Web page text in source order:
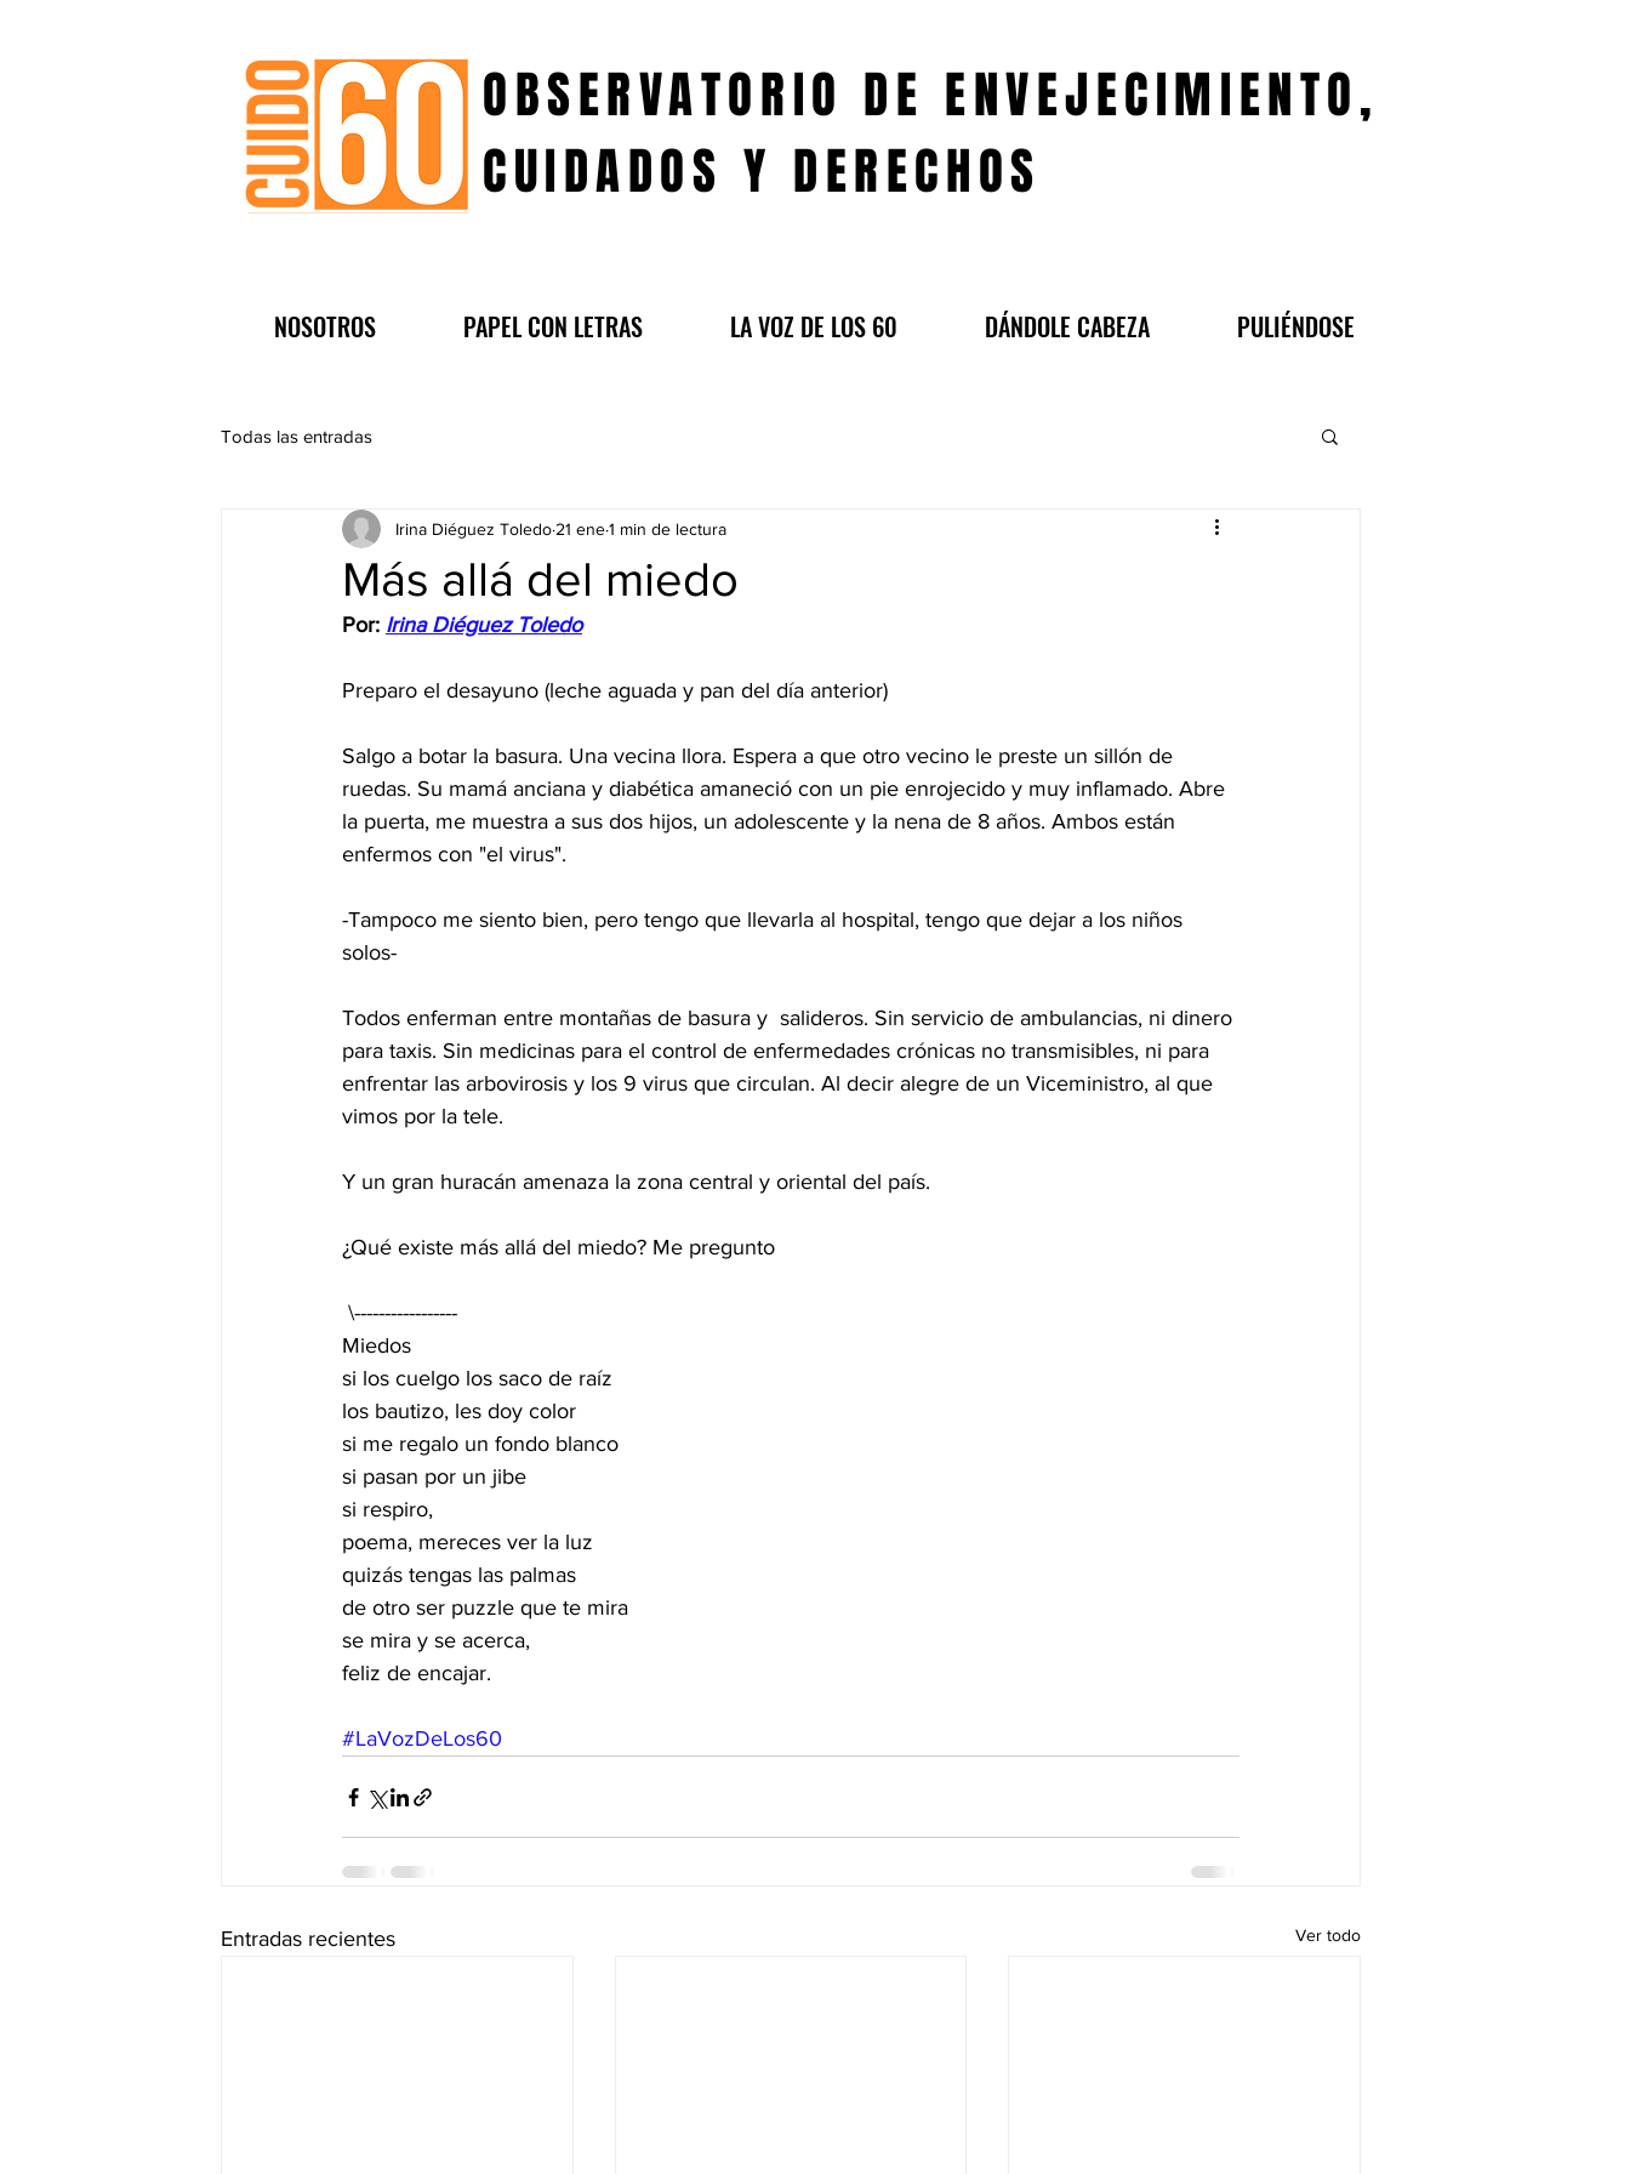
OBSERVATORIO DE ENVEJECIMIENTO,
CUIDADOS Y DERECHOS
NOSOTROS PAPEL CON LETRAS LA VOZ DE LOS 60 DÁNDOLE CABEZA PULIÉNDOSE
Todas las entradas
Más allá del miedo
Irina Diéguez Toledo 21 ene1 min de lectura
Por: Irina Diéguez Toledo
Preparo el desayuno (leche aguada y pan del día anterior)
Salgo a botar la basura. Una vecina llora. Espera a que otro vecino le preste un sillón de
ruedas. Su mamá anciana y diabética amaneció con un pie enrojecido y muy inflamado. Abre
la puerta, me muestra a sus dos hijos, un adolescente y la nena de 8 años. Ambos están
enfermos con "el virus".
-Tampoco me siento bien, pero tengo que llevarla al hospital, tengo que dejar a los niños
solos-
Todos enferman entre montañas de basura y  salideros. Sin servicio de ambulancias, ni dinero
para taxis. Sin medicinas para el control de enfermedades crónicas no transmisibles, ni para
enfrentar las arbovirosis y los 9 virus que circulan. Al decir alegre de un Viceministro, al que
vimos por la tele.
Y un gran huracán amenaza la zona central y oriental del país.
¿Qué existe más allá del miedo? Me pregunto
\-----------------
Miedos
si los cuelgo los saco de raíz
los bautizo, les doy color
si me regalo un fondo blanco
si pasan por un jibe
si respiro,
poema, mereces ver la luz
quizás tengas las palmas
de otro ser puzzle que te mira
se mira y se acerca,
feliz de encajar.
#LaVozDeLos60
Entradas recientes Ver todo